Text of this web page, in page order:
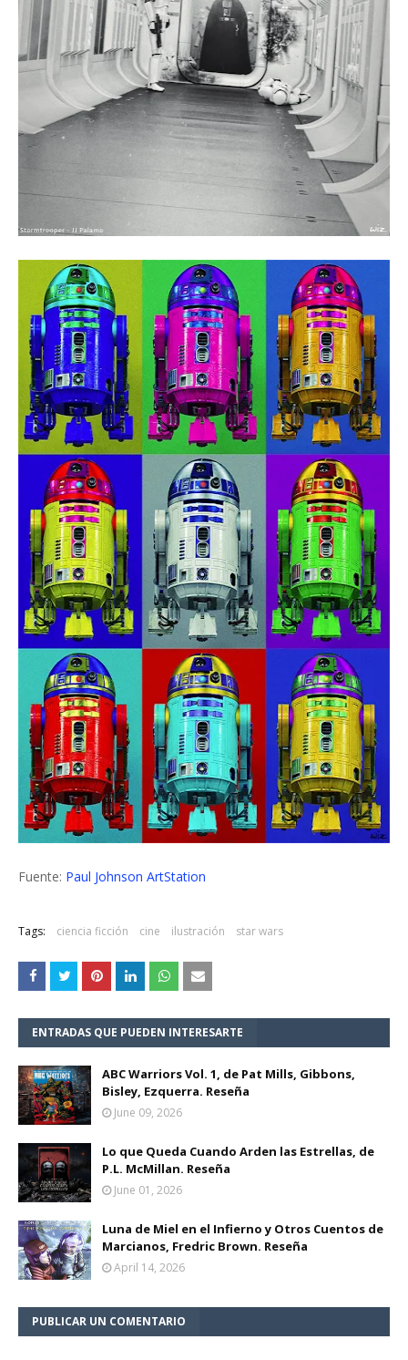
Fuente: Paul Johnson ArtStation
Tags: ciencia ficción cine ilustración star wars
ENTRADAS QUE PUEDEN INTERESARTE
ABC Warriors Vol. 1, de Pat Mills, Gibbons,
Bisley, Ezquerra. Reseña
June 09, 2026
Lo que Queda Cuando Arden las Estrellas, de
P.L. McMillan. Reseña
June 01, 2026
Luna de Miel en el Infierno y Otros Cuentos de
Marcianos, Fredric Brown. Reseña
April 14, 2026
PUBLICAR UN COMENTARIO